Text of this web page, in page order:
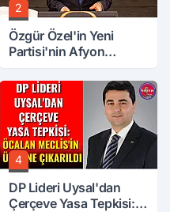
2
Özgür Özel'in Yeni
Partisi'nin Afyon
4
DP Lideri Uysal'dan
Çerçeve Yasa Tepkisi: